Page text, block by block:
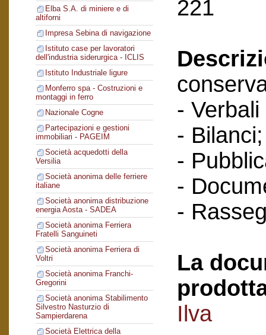
Elba S.A. di miniere e di
altiforni
Impresa Sebina di navigazione
Istituto case per lavoratori
dell'industria siderurgica - ICLIS
Istituto Industriale ligure
Monferro spa - Costruzioni e
montaggi in ferro
Nazionale Cogne
Partecipazioni e gestioni
immobiliari - PAGEIM
Società acquedotti della
Versilia
Società anonima delle ferriere
italiane
Società anonima distribuzione
energia Aosta - SADEA
Società anonima Ferriera
Fratelli Sanguineti
Società anonima Ferriera di
Voltri
Società anonima Franchi-
Gregorini
Società anonima Stabilimento
Silvestro Nasturzio di
Sampierdarena
Società Elettrica della
221
-
- Bilanci;
-
-
-
La
Ilva